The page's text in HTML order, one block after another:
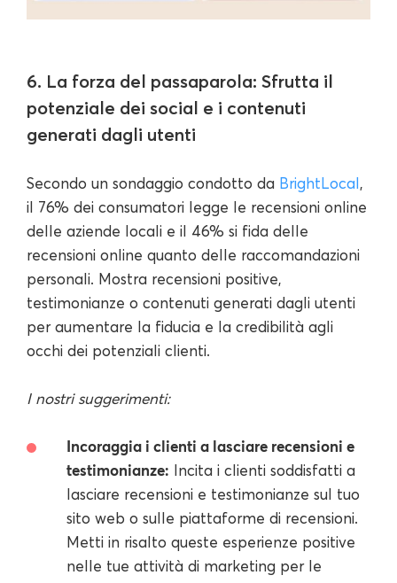
6. La forza del passaparola: Sfrutta il
potenziale dei social e i contenuti
generati dagli utenti
Secondo un sondaggio condotto da BrightLocal,
il 76% dei consumatori legge le recensioni online
delle aziende locali e il 46% si fida delle
recensioni online quanto delle raccomandazioni
personali. Mostra recensioni positive,
testimonianze o contenuti generati dagli utenti
per aumentare la fiducia e la credibilità agli
occhi dei potenziali clienti.
I nostri suggerimenti:
Incoraggia i clienti a lasciare recensioni e
testimonianze: Incita i clienti soddisfatti a
lasciare recensioni e testimonianze sul tuo
sito web o sulle piattaforme di recensioni.
Metti in risalto queste esperienze positive
nelle tue attività di marketing per le